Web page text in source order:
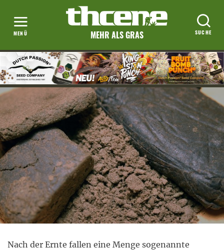
MEHR ALS GRAS
Nach der Ernte fallen eine Menge sogenannte